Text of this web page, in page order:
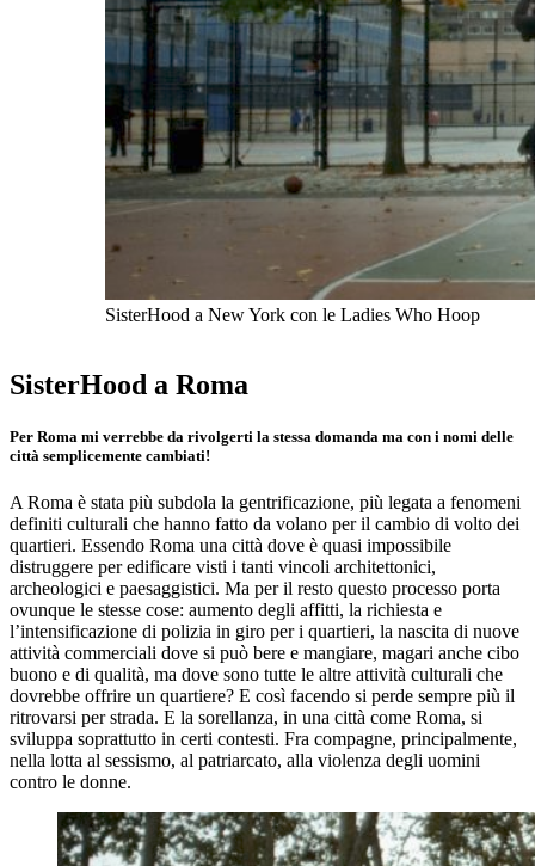
SisterHood a New York con le Ladies Who Hoop
SisterHood a Roma
Per Roma mi verrebbe da rivolgerti la stessa domanda ma con i nomi delle
città semplicemente cambiati!
A Roma è stata più subdola la gentrificazione, più legata a fenomeni
definiti culturali che hanno fatto da volano per il cambio di volto dei
quartieri. Essendo Roma una città dove è quasi impossibile
distruggere per edificare visti i tanti vincoli architettonici,
archeologici e paesaggistici. Ma per il resto questo processo porta
ovunque le stesse cose: aumento degli affitti, la richiesta e
l’intensificazione di polizia in giro per i quartieri, la nascita di nuove
attività commerciali dove si può bere e mangiare, magari anche cibo
buono e di qualità, ma dove sono tutte le altre attività culturali che
dovrebbe offrire un quartiere? E così facendo si perde sempre più il
ritrovarsi per strada. E la sorellanza, in una città come Roma, si
sviluppa soprattutto in certi contesti. Fra compagne, principalmente,
nella lotta al sessismo, al patriarcato, alla violenza degli uomini
contro le donne.